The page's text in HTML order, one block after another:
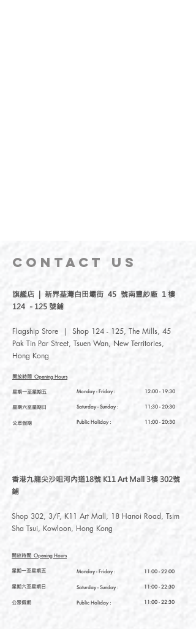
CONTACT US
旗艦店 | 新界荃灣白田壩街 45 號南豐紗廠 1 樓
124 - 125 號鋪
Flagship Store | Shop 124 - 125, The Mills, 45
Pak Tin Par Street, Tsuen Wan, New Territories,
Hong Kong
開放時間 Opening Hours
星期一至星期五
星期六至星期日
公眾假期
12:00 - 19:30
11:30 - 20:30
11:00 - 20:30
Monday - Friday :
Saturday- Sunday :
Public Holiday :
11:00 - 22:00
11:00 - 22:30
11:00 - 22:30
香港九龍尖沙咀河內道18號 K11 Art Mall 3樓 302號
鋪
Shop 302, 3/F, K11 Art Mall, 18 Hanoi Road, Tsim
Sha Tsui, Kowloon, Hong Kong
開放時間 Opening Hours
星期一至星期五
星期六至星期日
公眾假期
Monday - Friday :
Saturday- Sunday :
Public Holiday :